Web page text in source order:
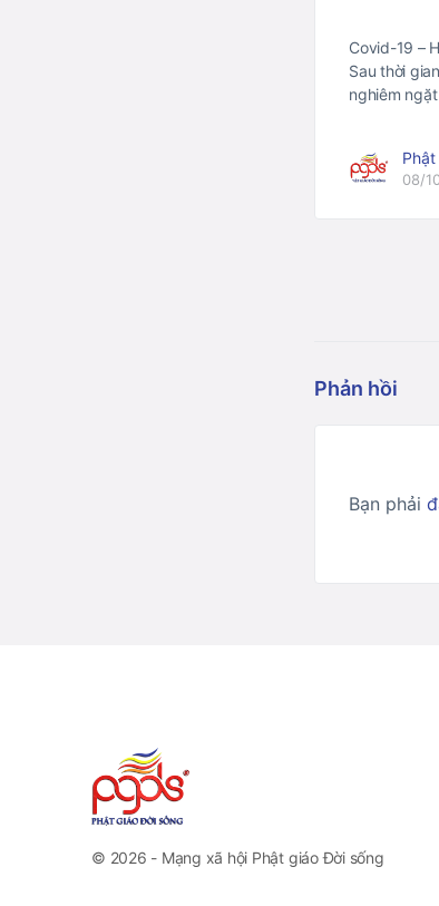
Covid-19 –
Sau thời
nghiêm
08/
Phản hồi
Bạn phải
© 2026 - Mạng xã hội Phật giáo Đời sống